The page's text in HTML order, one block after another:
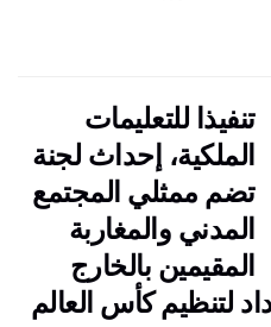
تنفيذا للتعليمات
الملكية، إحداث لجنة
تضم ممثلي المجتمع
المدني والمغاربة
المقيمين بالخارج
لتنظيم كأس العالم